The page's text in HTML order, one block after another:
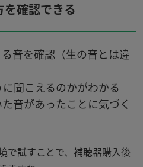
確認できる
音を確認（生の音とは違
聞こえるのかがわかる
音があったことに気づく
で試すことで、補聴器購入後